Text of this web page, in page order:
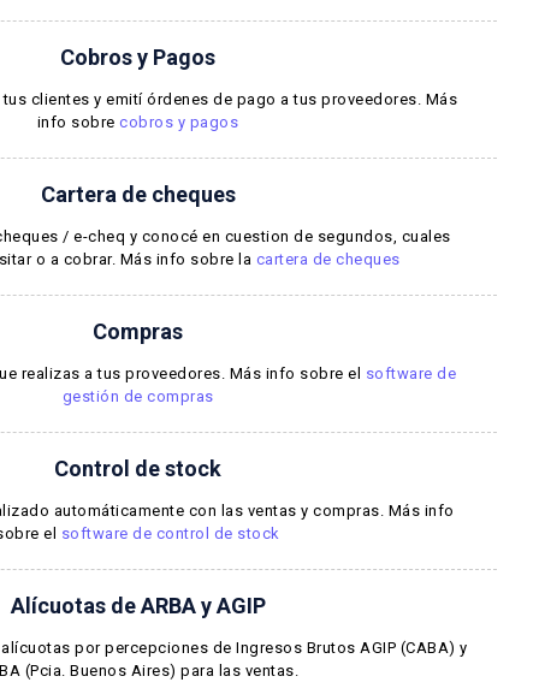
Cobros y Pagos
clientes y emití órdenes de pago a tus proveedores. Más
info sobrecobros y pagos
Cartera de cheques
/ e-cheq y conocé en cuestion de segundos, cuales
o a cobrar. Más info sobre la cartera de cheques
Compras
realizas a tus proveedores. Más info sobre el software de
gestión de compras
Control de stock
automáticamente con las ventas y compras. Más info
el software de control de stock
Alícuotas de ARBA y AGIP
por percepciones de Ingresos Brutos AGIP (CABA) y
(Pcia. Buenos Aires) para las ventas.